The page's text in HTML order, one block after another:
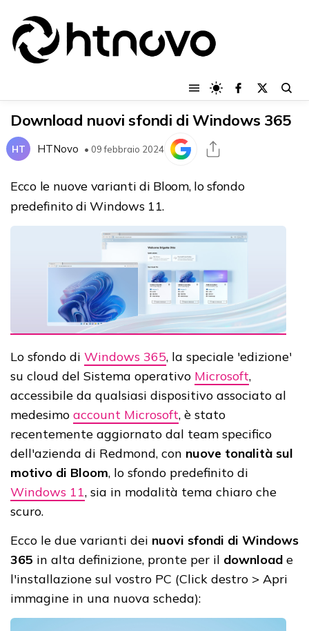
Download nuovi sfondi di Windows 365
HT HTNovo • 09 febbraio 2024
Ecco le nuove varianti di Bloom, lo sfondo
predefinito di Windows 11.
Lo sfondo di Windows 365, la speciale 'edizione'
su cloud del Sistema operativo Microsoft,
accessibile da qualsiasi dispositivo associato al
medesimo account Microsoft, è stato
recentemente aggiornato dal team specifico
dell'azienda di Redmond, con nuove tonalità sul
motivo di Bloom, lo sfondo predefinito di
Windows 11, sia in modalità tema chiaro che
scuro.
Ecco le due varianti dei nuovi sfondi di Windows
365 in alta definizione, pronte per il download e
l'installazione sul vostro PC (Click destro > Apri
immagine in una nuova scheda):